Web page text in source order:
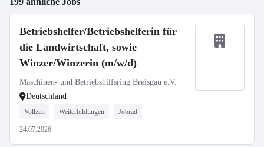
Betriebshelfer/Betriebshelferin für
die Landwirtschaft, sowie
Winzer/Winzerin (m/w/d)
Maschinen- und Betriebshilfsring Breisgau e.V.
Deutschland
Vollzeit Weiterbildungen Jobrad
24.07.2026